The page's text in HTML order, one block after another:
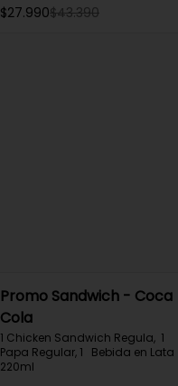
$27.990$43.390
Promo Sandwich - Coca
Cola
1 Chicken Sandwich Regula,  1
Papa Regular, 1   Bebida en Lata
220ml